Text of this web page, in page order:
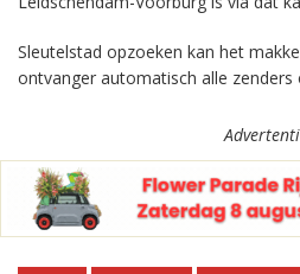
Sleutelstad opzoeken kan het
ontvanger automatisch alle zenders